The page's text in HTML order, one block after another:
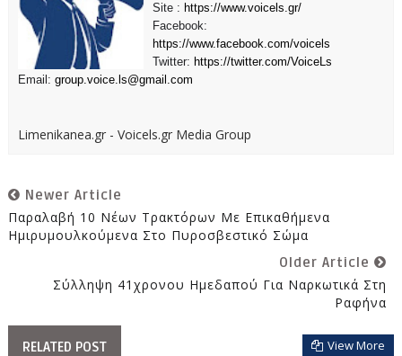
Site : https://www.voicels.gr/
Facebook:
https://www.facebook.com/voicels
Twitter: https://twitter.com/VoiceLs
Email: group.voice.ls@gmail.com
Limenikanea.gr - Voicels.gr Media Group
Newer Article
Παραλαβή 10 Νέων Τρακτόρων Με Επικαθήμενα
Ημιρυμουλκούμενα Στο Πυροσβεστικό Σώμα
Older Article
Σύλληψη 41χρονου Ημεδαπού Για Ναρκωτικά Στη
Ραφήνα
RELATED POST View More